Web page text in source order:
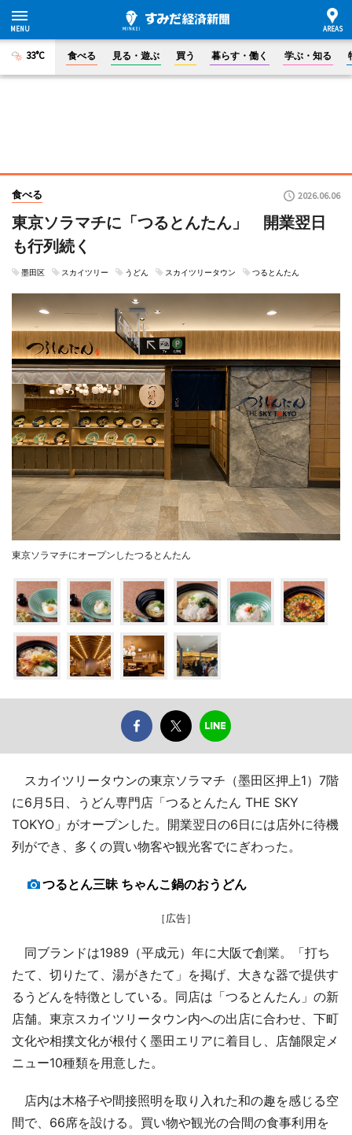
33°C 食べる 見る・遊ぶ 買う 暮らす・働く 学ぶ・知る
食べる 2026.06.06
東京ソラマチに「つるとんたん」 開業翌日
も行列続く
墨田区 スカイツリー うどん スカイツリータウン つるとんたん
東京ソラマチにオープンしたつるとんたん
スカイツリータウンの東京ソラマチ（墨田区押上1）7階
に6月5日、うどん専門店「つるとんたん THE SKY
TOKYO」がオープンした。開業翌日の6日には店外に待機
列ができ、多くの買い物客や観光客でにぎわった。
つるとん三昧 ちゃんこ鍋のおうどん
［広告］
同ブランドは1989（平成元）年に大阪で創業。「打ち
たて、切りたて、湯がきたて」を掲げ、大きな器で提供す
るうどんを特徴としている。同店は「つるとんたん」の新
店舗。東京スカイツリータウン内への出店に合わせ、下町
文化や相撲文化が根付く墨田エリアに着目し、店舗限定メ
ニュー10種類を用意した。
店内は木格子や間接照明を取り入れた和の趣を感じる空
間で、66席を設ける。買い物や観光の合間の食事利用を